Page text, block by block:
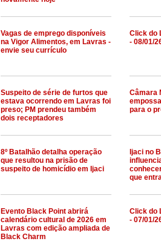
Vagas de emprego disponíveis
na Vigor Alimentos, em Lavras -
envie seu currículo
Click do
- 08/01/
Suspeito de série de furtos que
estava ocorrendo em Lavras foi
preso; PM prendeu também
dois receptadores
Câmara
para o
8º Batalhão detalha operação
que resultou na prisão de
suspeito de homicídio em Ijaci
Ijaci no
que
Evento Black Point abrirá
calendário cultural de 2026 em
Lavras com edição ampliada de
Black Charm
Click do
- 07/01/